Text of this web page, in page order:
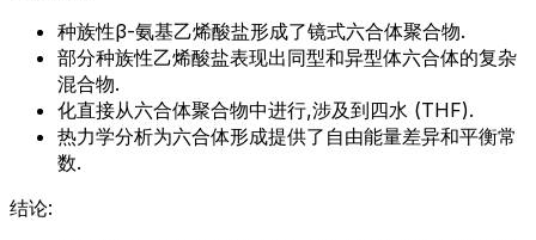
种族性β-氨基乙烯酸盐形成了镜式六合体聚合物.
部分种族性乙烯酸盐表现出同型和异型体六合体的复杂
混合物.
化直接从六合体聚合物中进行,涉及到四水 (THF).
热力学分析为六合体形成提供了自由能量差异和平衡常
数.
结论: